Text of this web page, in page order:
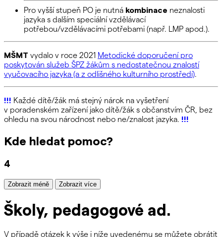
Pro vyšší stupeň PO je nutná kombinace neznalosti
jazyka s dalším speciální vzdělávací
potřebou/vzdělávacími potřebami (např. LMP apod.).
MŠMT vydalo v roce 2021 Metodické doporučení pro
poskytován služeb ŠPZ žákům s nedostatečnou znalostí
vyučovacího jazyka (a z odlišného kulturního prostředí).
!!! Každé dítě/žák má stejný nárok na vyšetření
v poradenském zařízení jako dítě/žák s občanstvím ČR, bez
ohledu na svou národnost nebo ne/znalost jazyka. !!!
Kde hledat pomoc?
4
Zobrazit méně Zobrazit více
Školy, pedagogové ad.
V případě otázek k výše i níže uvedenému se můžete obrátit